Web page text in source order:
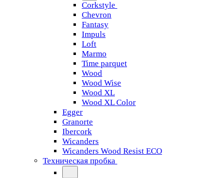
Corkstyle
Chevron
Fantasy
Impuls
Loft
Marmo
Time parquet
Wood
Wood Wise
Wood XL
Wood XL Color
Egger
Granorte
Ibercork
Wicanders
Wicanders Wood Resist ECO
Техническая пробка